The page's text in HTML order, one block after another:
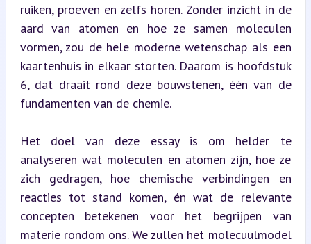
ruiken, proeven en zelfs horen. Zonder inzicht in de
aard van atomen en hoe ze samen moleculen
vormen, zou de hele moderne wetenschap als een
kaartenhuis in elkaar storten. Daarom is hoofdstuk
6, dat draait rond deze bouwstenen, één van de
fundamenten van de chemie.
Het doel van deze essay is om helder te
analyseren wat moleculen en atomen zijn, hoe ze
zich gedragen, hoe chemische verbindingen en
reacties tot stand komen, én wat de relevante
concepten betekenen voor het begrijpen van
materie rondom ons. We zullen het molecuulmodel